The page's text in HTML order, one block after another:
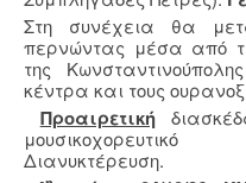
Στη συνέχεια θα
περνώντας μέσα από
της
κέντρα και τους
Προαιρετική
Διανυκτέρευση.